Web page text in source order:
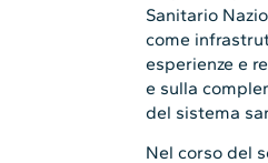
Sanitario
come
esperienze e
e sulla
del sistema
Nel corso del